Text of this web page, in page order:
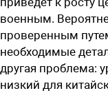
военным.
проверенным
необходимые
другая проблема:
низкий для